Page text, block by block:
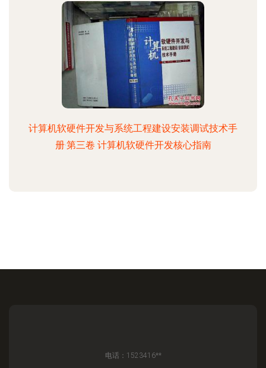
计算机软硬件开发与系统工程建设安装调试技术手
册·第三卷 计算机软硬件开发核心指南
电话：1523416**